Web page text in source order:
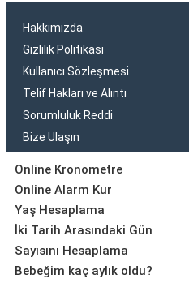
Hakkımızda
Gizlilik Politikası
Kullanıcı Sözleşmesi
Telif Hakları ve Alıntı
Sorumluluk Reddi
Bize Ulaşın
Online Kronometre
Online Alarm Kur
Yaş Hesaplama
İki Tarih Arasındaki Gün
Sayısını Hesaplama
Bebeğim kaç aylık oldu?